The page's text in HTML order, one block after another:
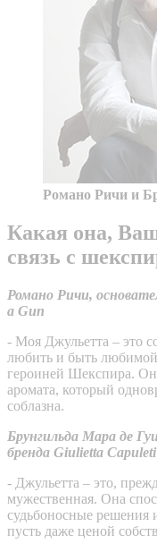
Романо Ричи и
Какая она,
связь с
Романо Ричи,
a Gun
- Моя Джульетта – это
любить и быть
героиней Шекспира.
аромата, который
соблазна.
Брунгильда Мара де
бренда Giulietta Capuleti
- Джульетта – это,
мужественная. Она
судьбоносные решения
пусть даже ценой